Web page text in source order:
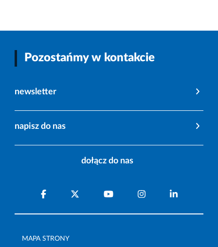
Pozostańmy w kontakcie
newsletter
napisz do nas
dołącz do nas
MAPA STRONY